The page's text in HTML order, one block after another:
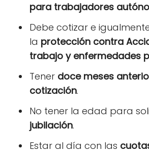
para trabajadores
Debe cotizar e
la protección contra
trabajo y enfermedades
Tener doce meses
cotización.
No tener la edad para
jubilación.
Estar al día con las